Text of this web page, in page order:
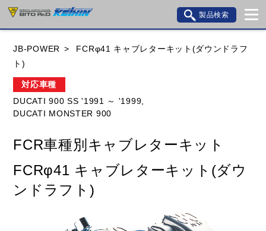
製品検索
HONDA YAMAHA
TRIUMPH
JB-POWER
FCRφ41 キャブレターキット(ダウンドラフ
ト)
対応車種
DUCATI 900 SS '1991 ～ '1999,
DUCATI MONSTER 900
FCR車種別キャブレターキット
FCRφ41 キャブレターキット(ダウ
ンドラフト)